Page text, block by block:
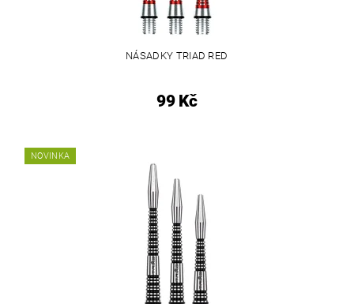
NÁSADKY TRIAD RED
99 Kč
NOVINKA